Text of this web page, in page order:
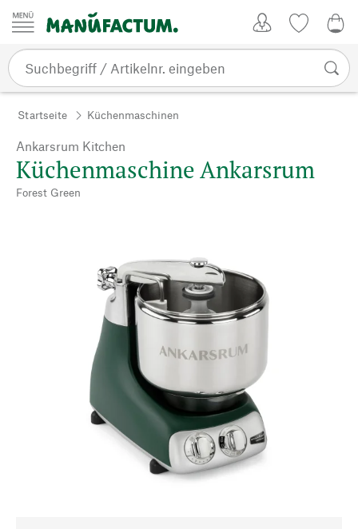
Zum Inhalt springen
Startseite Küchenmaschinen
Ankarsrum Kitchen
Küchenmaschine Ankarsrum
Forest Green